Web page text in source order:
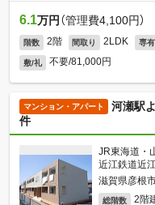
6.1万円 （管理費4,100円）
階数 2階 間取り 2LDK 専
敷/礼 不要/81,000円
マンション・アパート
河瀬駅
件
JR東海道・
近江鉄道近
滋賀県彦根
総階数 2階